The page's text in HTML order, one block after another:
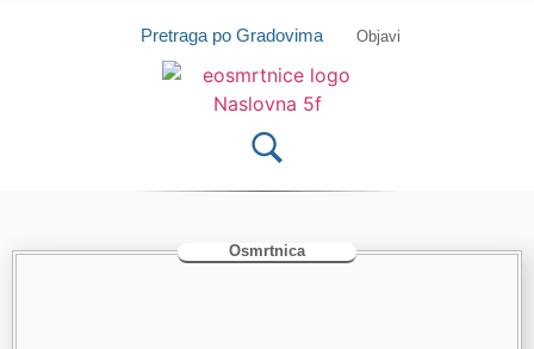
Isprobajte našu Android i IOS aplikaciju
Pretraga po Gradovima Objavi
Osmrtnica